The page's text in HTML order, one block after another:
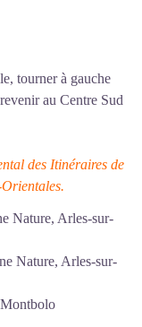
tourner à gauche
au Centre Sud
des Itinéraires de
Nature, Arles-sur-
Nature, Arles-sur-